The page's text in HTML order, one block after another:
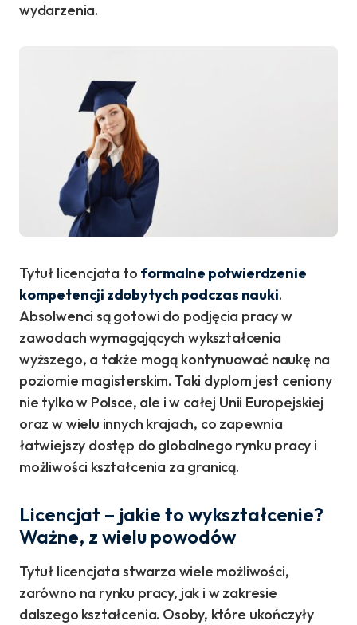
wydarzenia.
Tytuł licencjata to formalne potwierdzenie
kompetencji zdobytych podczas nauki.
Absolwenci są gotowi do podjęcia pracy w
zawodach wymagających wykształcenia
wyższego, a także mogą kontynuować naukę na
poziomie magisterskim. Taki dyplom jest ceniony
nie tylko w Polsce, ale i w całej Unii Europejskiej
oraz w wielu innych krajach, co zapewnia
łatwiejszy dostęp do globalnego rynku pracy i
możliwości kształcenia za granicą.
Licencjat – jakie to wykształcenie?
Ważne, z wielu powodów
Tytuł licencjata stwarza wiele możliwości,
zarówno na rynku pracy, jak i w zakresie
dalszego kształcenia. Osoby, które ukończyły